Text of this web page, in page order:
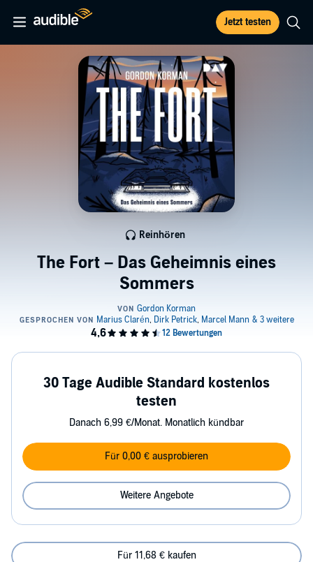
Jetzt testen
The Fort – Das Geheimnis eines
Sommers
Reinhören
30 Tage Audible Standard kostenlos
testen
Danach 6,99 €/Monat. Monatlich kündbar
Für 0,00 € ausprobieren
Weitere Angebote
Für 11,68 € kaufen